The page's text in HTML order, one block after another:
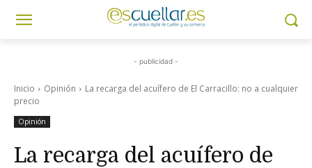
- publicidad -
Inicio Opinión
La recarga del acuífero de El Carracillo: no a cualquier
precio
Opinión
La recarga del acuífero de